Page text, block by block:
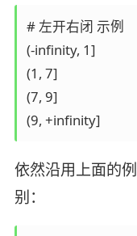
# 左开右闭 示例
(-infinity, 1]
(1, 7]
(7, 9]
依然沿用上面的
别：